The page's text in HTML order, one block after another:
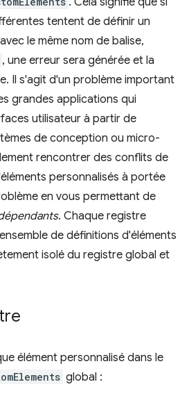
tentent de définir un
le même nom de balise,
, une erreur sera générée et la
Il s'agit d'un problème important
grandes applications qui
utilisateur à partir de
de conception ou micro-
rencontrer des conflits de
personnalisés à portée
en vous permettant de
. Chaque registre
de définitions d'éléments
isolé du registre global et
élément personnalisé dans le
global :